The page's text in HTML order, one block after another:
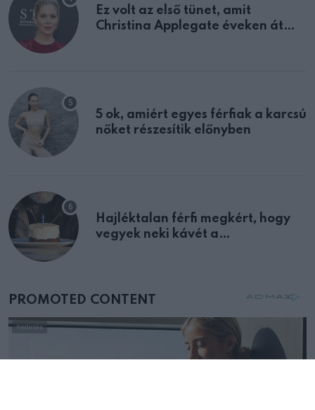
Ez volt az első tünet, amit
Christina Applegate éveken át
5 ok, amiért egyes férfiak a karcsú
nőket részesítik előnyben
Hajléktalan férfi megkért, hogy
vegyek neki kávét a